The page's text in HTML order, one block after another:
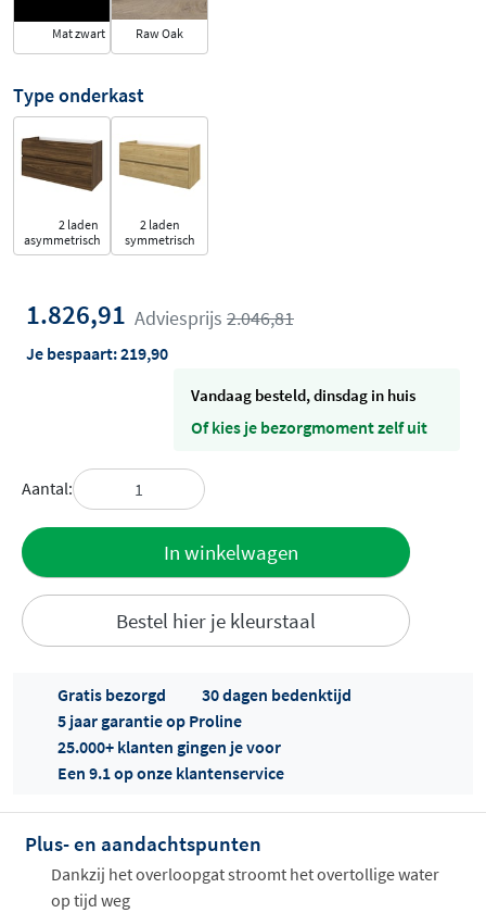
Mat zwart Raw Oak
Type onderkast
2 laden
asymmetrisch
2 laden
symmetrisch
1.826,91 Adviesprijs 2.046,81
Je bespaart:219,90
vandaag besteld, dinsdag in huis
Of kies je bezorgmoment zelf uit
Aantal:
In winkelwagen
Bestel hier je kleurstaal
Offertes
Gratis bezorgd
30 dagen bedenktijd
5 jaar garantie op Proline
25.000+ klanten gingen je voor
Een 9.1 op onze klantenservice
Plus- en aandachtspunten
Dankzij het overloopgat stroomt het overtollige water
op tijd weg